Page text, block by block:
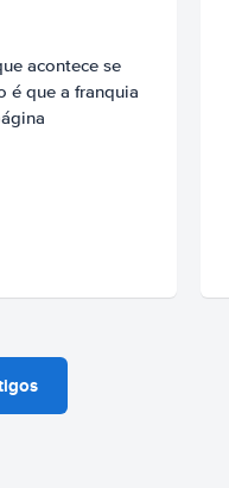
acontece se
é que a franquia